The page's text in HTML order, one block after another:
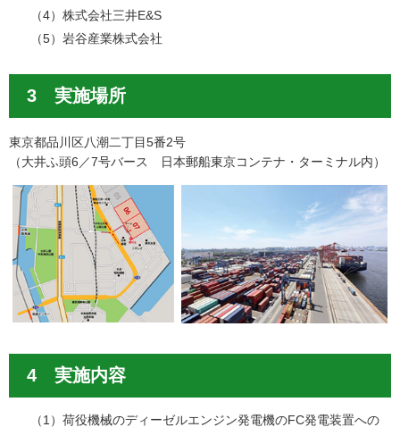
（4）株式会社三井E&S
（5）岩谷産業株式会社
3 実施場所
東京都品川区八潮二丁目5番2号
（大井ふ頭6／7号バース 日本郵船東京コンテナ・ターミナル内）
4 実施内容
（1）荷役機械のディーゼルエンジン発電機のFC発電装置への